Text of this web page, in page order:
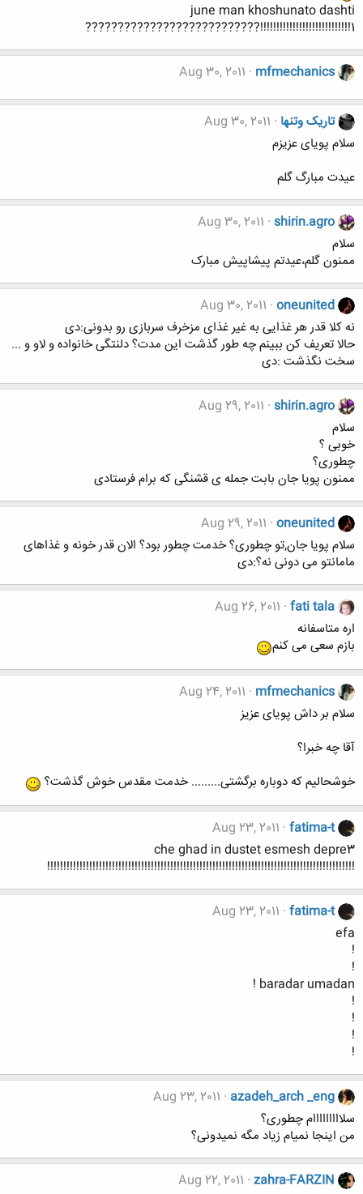
june man khoshunato dashti
???????????????????????????!!!!!!!!!!!!!!!!!!!!!!!!!!!!1
mfmechanics
Aug 30, 2011
تاریک وتنها Aug 30, 2011
سلام پویای عزیزم
عیدت مبارگ گلم
shirin.agro
Aug 30, 2011
سلام
ممنون گلم،عیدتم پیشاپیش مبارک
oneunited
Aug 30, 2011
نه کلا قدر هر غذایی به غیر غذای مزخرف سربازی رو بدونی:دی
حالا تعریف کن ببینم چه طور گذشت این مدت؟ دلنتگی خانواده و لاو و ...
سخت نگذشت :دی
shirin.agro
Aug 29, 2011
سلام
خوبی ؟
چطوری؟
ممنون پویا جان بابت جمله ی قشنگی که برام فرستادی
oneunited
Aug 29, 2011
سلام پویا جان,تو چطوری؟ خدمت چطور بود؟ الان قدر خونه و غذاهای
مامانتو می دونی نه؟:دی
fati tala
Aug 26, 2011
اره متاسفانه
بازم سعی می کنم
mfmechanics
Aug 24, 2011
سلام بر داش پویای عزیز
آقا چه خبرا؟
خوشحالیم که دوباره برگشتی......... خدمت مقدس خوش گذشت؟
fatima-t
Aug 23, 2011
che ghad in dustet esmesh depre3
!!!!!!!!!!!!!!!!!!!!!!!!!!!!!!!!!!!!!!!!!!!!!!!!!!!!!!!!!!!!!!!!!!!!!!!!!!!!!!!!!!!!!!!!!!!!!!!
fatima-t
Aug 23, 2011
efa
!
!
baradar umadan !
!
!
!
!
azadeh_arch _eng
Aug 23, 2011
سلااااااااام چطوری؟
من اینجا نمیام زیاد مگه نمیدونی؟
zahra-FARZIN
Aug 22, 2011